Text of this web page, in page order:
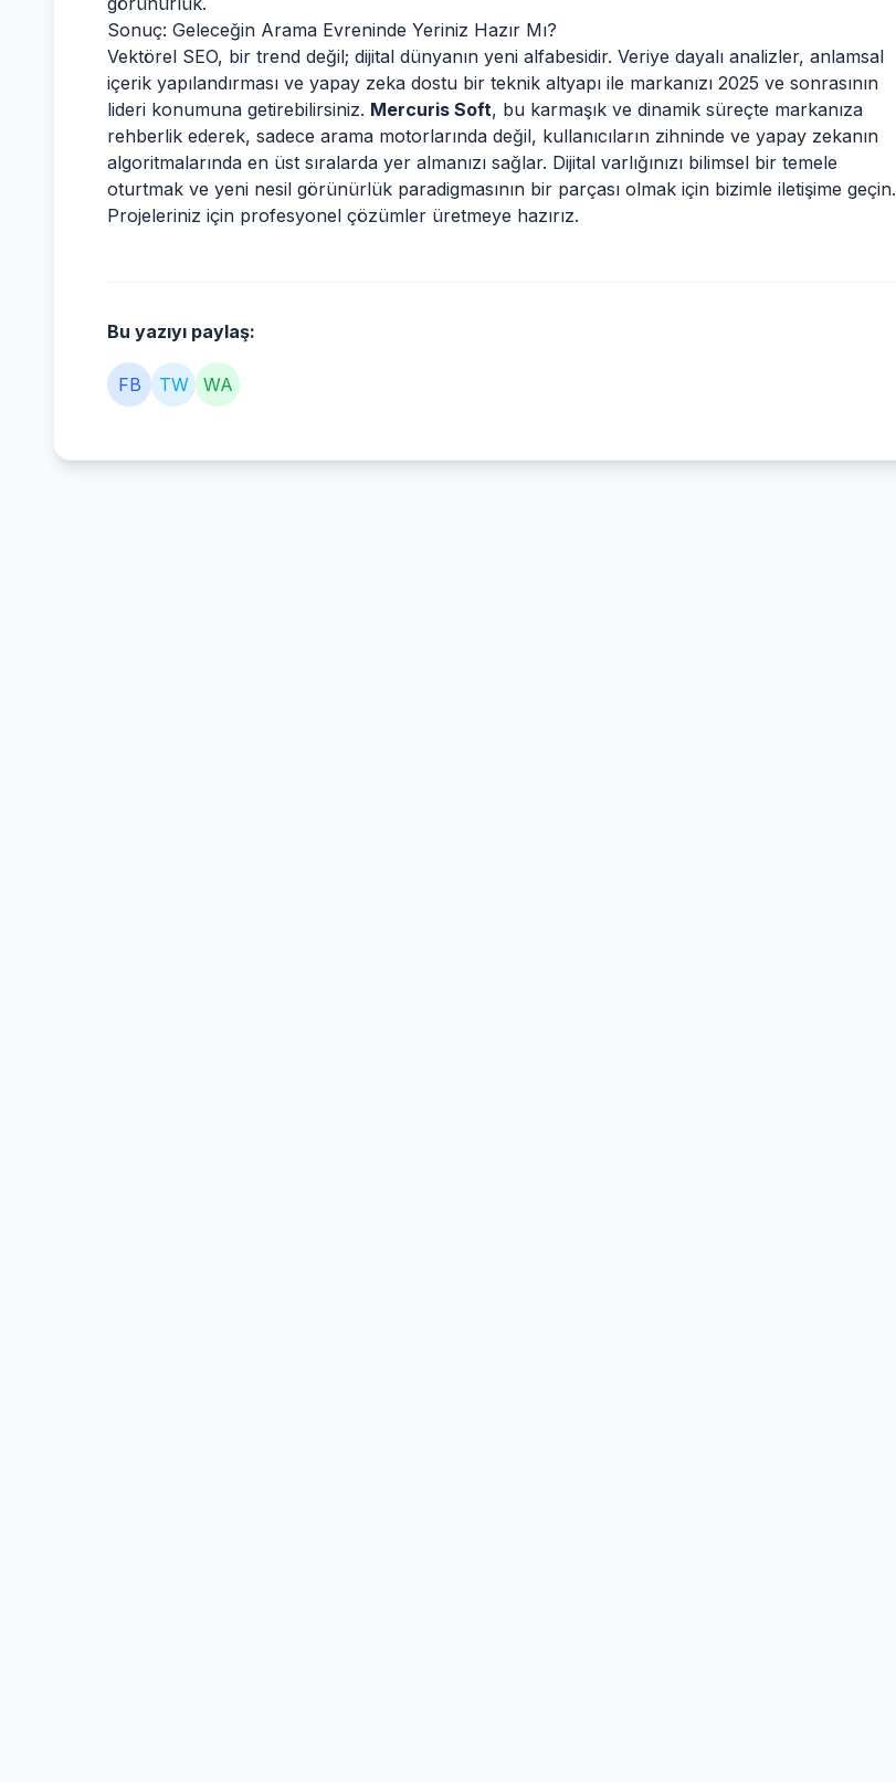
Sonuç: Geleceğin Arama Evreninde Yeriniz Hazır Mı?
Vektörel SEO, bir trend değil; dijital dünyanın yeni alfabesidir. Veriye dayalı analizler, anlamsal
içerik yapılandırması ve yapay zeka dostu bir teknik altyapı ile markanızı 2025 ve sonrasının
lideri konumuna getirebilirsiniz. Mercuris Soft, bu karmaşık ve dinamik süreçte markanıza
rehberlik ederek, sadece arama motorlarında değil, kullanıcıların zihninde ve yapay zekanın
algoritmalarında en üst sıralarda yer almanızı sağlar. Dijital varlığınızı bilimsel bir temele
oturtmak ve yeni nesil görünürlük paradigmasının bir parçası olmak için bizimle iletişime geçin.
Projeleriniz için profesyonel çözümler üretmeye hazırız.
Bu yazıyı paylaş:
FB TW WA